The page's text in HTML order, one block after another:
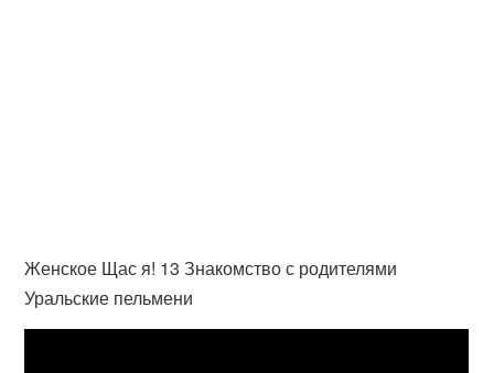
Женское Щас я! 13 Знакомство с родителями
Уральские пельмени